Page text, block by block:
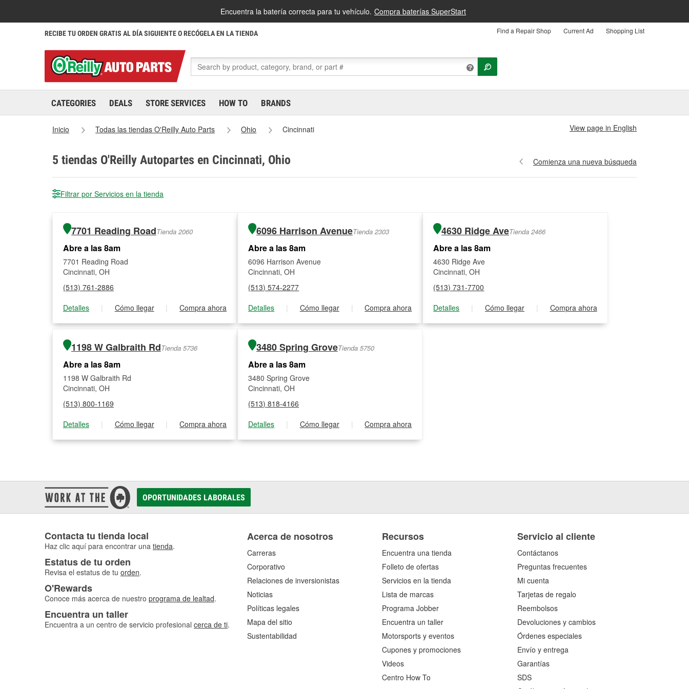
Encuentra la batería correcta para tu vehículo. Compra baterías SuperStart
RECIBE TU ORDEN GRATIS AL DÍA SIGUIENTE O RECÓGELA EN LA TIENDA Find a Repair Shop Current Ad Shopping List
CATEGORIES DEALS STORE SERVICES HOW TO BRANDS
Inicio Todas las tiendas O'Reilly Auto Parts Ohio Cincinnati View page in English
5 tiendas O'Reilly Autopartes en Cincinnati, Ohio Comienza una nueva búsqueda
Filtrar por Servicios en la tienda
7701 Reading RoadTienda 2060
Abre a las 8am
7701 Reading Road
Cincinnati, OH
(513) 761-2886
Detalles
| Cómo llegar | Compra ahora
6096 Harrison AvenueTienda 2303
Abre a las 8am
6096 Harrison Avenue
Cincinnati, OH
(513) 574-2277
Detalles
| Cómo llegar | Compra ahora
4630 Ridge AveTienda 2466
Abre a las 8am
4630 Ridge Ave
Cincinnati, OH
(513) 731-7700
Detalles
| Cómo llegar | Compra ahora
1198 W Galbraith RdTienda 5736
Abre a las 8am
1198 W Galbraith Rd
Cincinnati, OH
(513) 800-1169
Detalles
| Cómo llegar | Compra ahora
3480 Spring GroveTienda 5750
Abre a las 8am
3480 Spring Grove
Cincinnati, OH
(513) 818-4166
Detalles
| Cómo llegar | Compra ahora
OPORTUNIDADES LABORALES
Contacta tu tienda local
Haz clic aquí para encontrar una tienda.
Estatus de tu orden
Revisa el estatus de tu orden.
O'Rewards
Conoce más acerca de nuestro programa de lealtad.
Encuentra un taller
Encuentra a un centro de servicio profesional cerca de ti.
Acerca de nosotros
Carreras
Corporativo
Relaciones de inversionistas
Noticias
Políticas legales
Mapa del sitio
Sustentabilidad
Recursos
Encuentra una tienda
Folleto de ofertas
Servicios en la tienda
Lista de marcas
Programa Jobber
Encuentra un taller
Motorsports y eventos
Cupones y promociones
Videos
Centro How To
Servicio al cliente
Contáctanos
Preguntas frecuentes
Mi cuenta
Tarjetas de regalo
Reembolsos
Devoluciones y cambios
Órdenes especiales
Envío y entrega
Garantías
SDS